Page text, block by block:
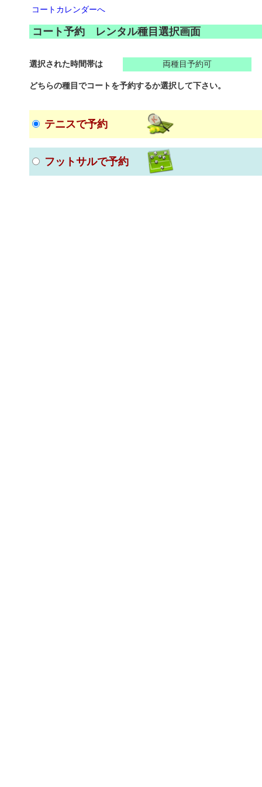
コートカレンダーへ
コート予約 レンタル種目選択画面
選択された時間帯は 両種目予約可
どちらの種目でコートを予約するか選択して下さい。
テニスで予約
フットサルで予約